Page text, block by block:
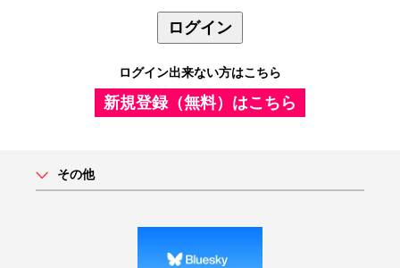
ログイン出来ない方はこちら
新規登録（無料）はこちら
その他